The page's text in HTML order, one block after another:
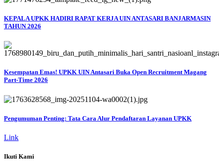
KEPALA UPKK HADIRI RAPAT KERJA UIN ANTASARI BANJARMASIN
TAHUN 2026
Kesempatan Emas! UPKK UIN Antasari Buka Open Recruitment Magang
Part-Time 2026
Pengumuman Penting: Tata Cara Alur Pendaftaran Layanan UPKK
Link
Ikuti Kami